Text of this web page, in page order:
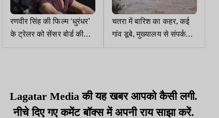
रणवीर सिंह की फिल्म ‘धुरंधर’
के ट्रेलर को सेंसर बोर्ड की
मंजूरी, मिला U/A सर्टिफिकेट
चतरा में बारिश का कहर, कई
गांव डूबे, मुख्यालय से संपर्क
टूटा
Lagatar Media की यह खबर आपको कैसी लगी.
नीचे दिए गए कमेंट बॉक्स में अपनी राय साझा करें.